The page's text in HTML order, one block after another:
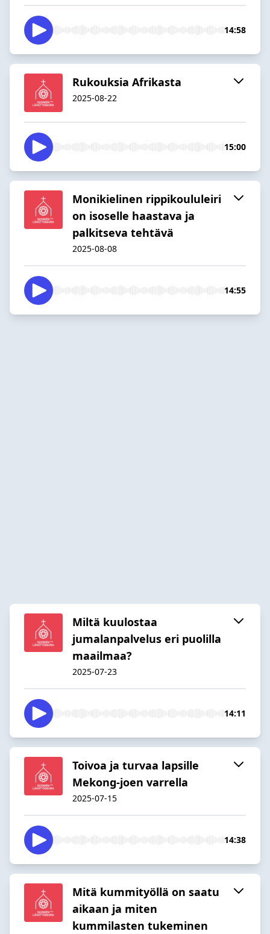
14:58
Rukouksia Afrikasta
2025-08-22
15:00
Monikielinen rippikoululeiri
on isoselle haastava ja
palkitseva tehtävä
2025-08-08
14:55
Miltä kuulostaa
jumalanpalvelus eri puolilla
maailmaa?
2025-07-23
14:11
Toivoa ja turvaa lapsille
Mekong-joen varrella
2025-07-15
14:38
Mitä kummityöllä on saatu
aikaan ja miten
kummilasten tukeminen